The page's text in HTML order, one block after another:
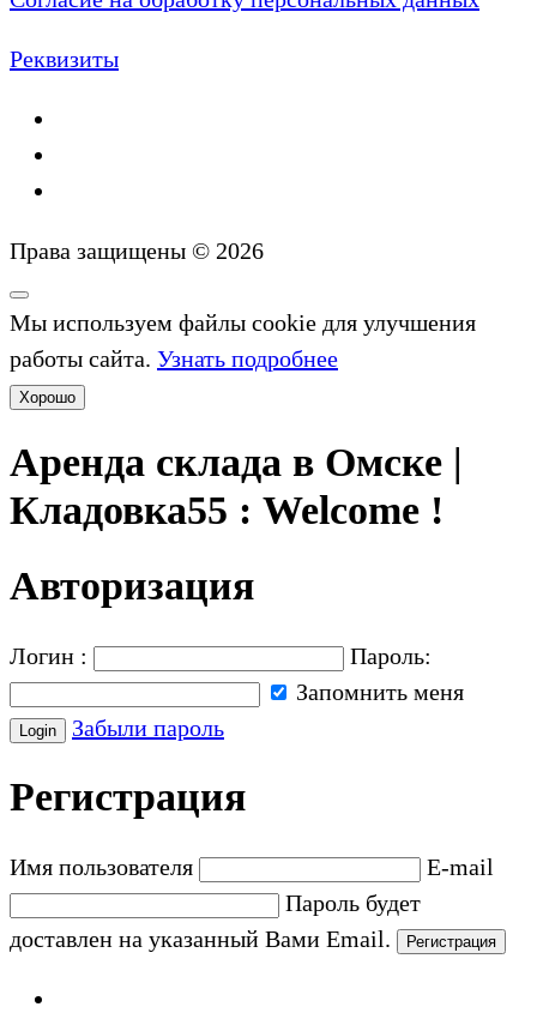
Реквизиты
Права защищены © 2026
Мы используем файлы cookie для улучшения
работы сайта. Узнать подробнее
Хорошо
Аренда склада в Омске |
Кладовка55 : Welcome !
Авторизация
Логин :
Пароль:
Запомнить меня
Забыли пароль
Регистрация
Имя пользователя
E-mail
Пароль будет
доставлен на указанный Вами Email.